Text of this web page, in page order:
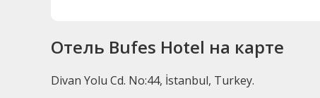
Отель Bufes Hotel на карте
Divan Yolu Cd. No:44, İstanbul, Turkey.